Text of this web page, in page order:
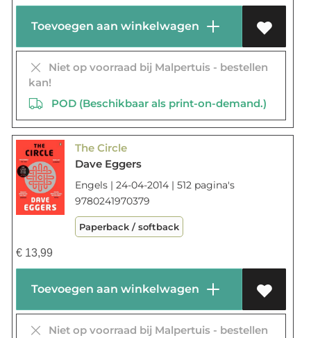
Toevoegen aan winkelwagen
Niet op voorraad bij Malpertuis - bestellen
kan!
POD (Beschikbaar als print-on-demand.)
The Circle
Dave Eggers
Engels | 24-04-2014 | 512 pagina's
9780241970379
Paperback / softback
€13,99
Toevoegen aan winkelwagen
Niet op voorraad bij Malpertuis - bestellen